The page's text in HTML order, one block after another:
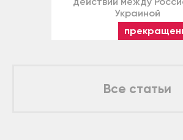
Украиной
Все статьи